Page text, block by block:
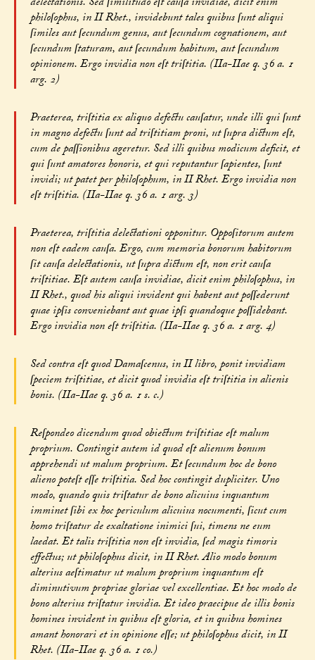
philoſophus, in II Rhet., invidebunt tales quibus ſunt aliqui
ſimiles aut ſecundum genus, aut ſecundum cognationem, aut
ſecundum ſtaturam, aut ſecundum habitum, aut ſecundum
opinionem. Ergo invidia non eſt triſtitia. (IIa-IIae q. 36 a. 1
arg. 2)
Praeterea, triſtitia ex aliquo defectu cauſatur, unde illi qui ſunt
in magno defectu ſunt ad triſtitiam proni, ut ſupra dictum eſt,
cum de paſſionibus ageretur. Sed illi quibus modicum deficit, et
qui ſunt amatores honoris, et qui reputantur ſapientes, ſunt
invidi; ut patet per philoſophum, in II Rhet. Ergo invidia non
eſt triſtitia. (IIa-IIae q. 36 a. 1 arg. 3)
Praeterea, triſtitia delectationi opponitur. Oppoſitorum autem
non eſt eadem cauſa. Ergo, cum memoria bonorum habitorum
ſit cauſa delectationis, ut ſupra dictum eſt, non erit cauſa
triſtitiae. Eſt autem cauſa invidiae, dicit enim philoſophus, in
II Rhet., quod his aliqui invident qui habent aut poſſederunt
quae ipſis conveniebant aut quae ipſi quandoque poſſidebant.
Ergo invidia non eſt triſtitia. (IIa-IIae q. 36 a. 1 arg. 4)
Sed contra eſt quod Damaſcenus, in II libro, ponit invidiam
ſpeciem triſtitiae, et dicit quod invidia eſt triſtitia in alienis
bonis. (IIa-IIae q. 36 a. 1 s. c.)
Reſpondeo dicendum quod obiectum triſtitiae eſt malum
proprium. Contingit autem id quod eſt alienum bonum
apprehendi ut malum proprium. Et ſecundum hoc de bono
alieno poteſt eſſe triſtitia. Sed hoc contingit dupliciter. Uno
modo, quando quis triſtatur de bono alicuius inquantum
imminet ſibi ex hoc periculum alicuius nocumenti, ſicut cum
homo triſtatur de exaltatione inimici ſui, timens ne eum
laedat. Et talis triſtitia non eſt invidia, ſed magis timoris
effectus; ut philoſophus dicit, in II Rhet. Alio modo bonum
alterius aeſtimatur ut malum proprium inquantum eſt
diminutivum propriae gloriae vel excellentiae. Et hoc modo de
bono alterius triſtatur invidia. Et ideo praecipue de illis bonis
homines invident in quibus eſt gloria, et in quibus homines
amant honorari et in opinione eſſe; ut philoſophus dicit, in II
Rhet. (IIa-IIae q. 36 a. 1 co.)